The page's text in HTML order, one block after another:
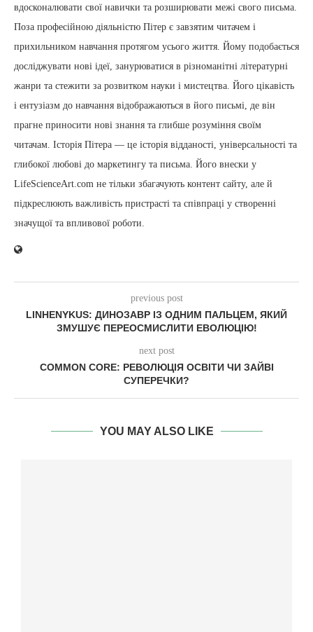
вдосконалювати свої навички та розширювати межі свого письма.
Поза професійною діяльністю Пітер є завзятим читачем і
прихильником навчання протягом усього життя. Йому подобається
досліджувати нові ідеї, занурюватися в різноманітні літературні
жанри та стежити за розвитком науки і мистецтва. Його цікавість
і ентузіазм до навчання відображаються в його письмі, де він
прагне приносити нові знання та глибше розуміння своїм
читачам. Історія Пітера — це історія відданості, універсальності та
глибокої любові до маркетингу та письма. Його внески у
LifeScienceArt.com не тільки збагачують контент сайту, але й
підкреслюють важливість пристрасті та співпраці у створенні
значущої та впливової роботи.
previous post
LINHENYKUS: ДИНОЗАВР ІЗ ОДНИМ ПАЛЬЦЕМ, ЯКИЙ
ЗМУШУЄ ПЕРЕОСМИСЛИТИ ЕВОЛЮЦІЮ!
next post
COMMON CORE: РЕВОЛЮЦІЯ ОСВІТИ ЧИ ЗАЙВІ
СУПЕРЕЧКИ?
YOU MAY ALSO LIKE